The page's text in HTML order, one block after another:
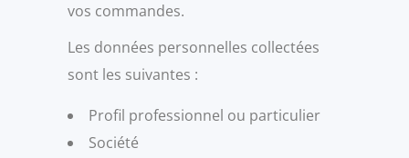
vos commandes.
Les données personnelles collectées
sont les suivantes :
Profil professionnel ou particulier
Société